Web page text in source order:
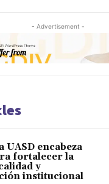
- Advertisement -
UASD encabeza
fortalecer la
y
institucional